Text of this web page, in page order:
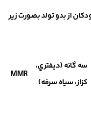
از بدو تولد بصورت زير
سه گانه (ديفتري،
كزاز، سياه سرفه)
MMR